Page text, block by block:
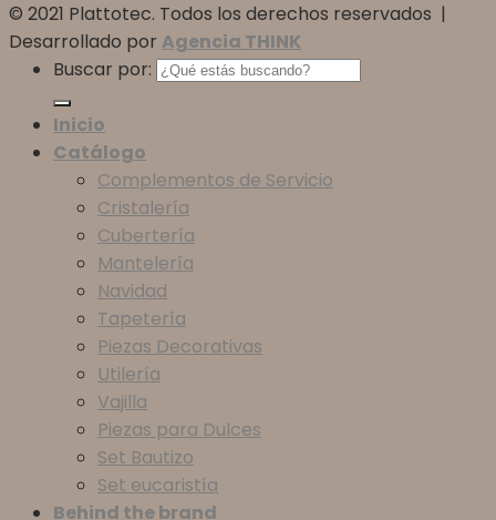
© 2021 Plattotec. Todos los derechos reservados |
Desarrollado por Agencia THINK
Buscar por:
Inicio
Catálogo
Complementos de Servicio
Cristalería
Cubertería
Mantelería
Navidad
Tapetería
Piezas Decorativas
Utilería
Vajilla
Piezas para Dulces
Set Bautizo
Set eucaristía
Behind the brand